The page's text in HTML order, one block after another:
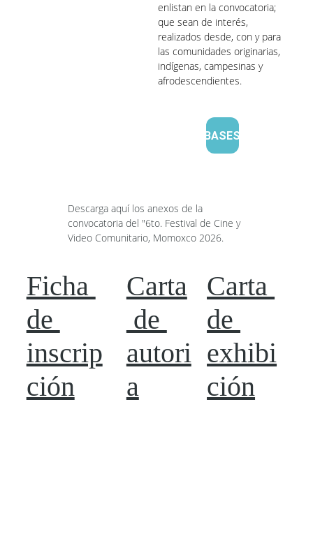
enlistan en la convocatoria;
que sean de interés,
realizados desde, con y para
las comunidades originarias,
indígenas, campesinas y
afrodescendientes.
BASES
Descarga aquí los anexos de la
convocatoria del "6to. Festival de Cine y
Video Comunitario, Momoxco 2026.
Ficha
de
inscrip
ción
Carta
de
autori
a
Carta
de
exhibi
ción